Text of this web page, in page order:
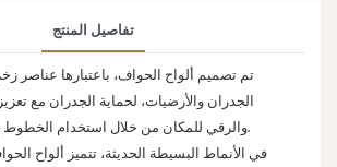
تفاصيل المنتج
تم تصميم ألواح الحواف، باعتبارها عناصر
الجدران والأرضيات، لحماية الجدران مع
والرقي للمكان من خلال استخدام الخطوط والمواد والألوان.
في الأنماط البسيطة الحديثة، تتميز ألواح